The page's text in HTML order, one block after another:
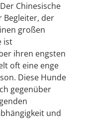
Chinesische
Begleiter, der
großen
ist
ihren engsten
oft eine enge
Diese Hunde
gegenüber
und